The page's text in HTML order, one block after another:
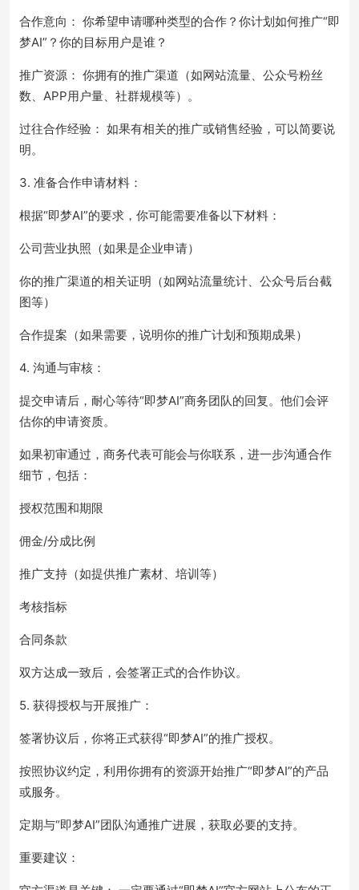
合作意向： 你希望申请哪种类型的合作？你计划如何推广“即
梦AI”？你的目标用户是谁？
推广资源： 你拥有的推广渠道（如网站流量、公众号粉丝
数、APP用户量、社群规模等）。
过往合作经验： 如果有相关的推广或销售经验，可以简要说
明。
3. 准备合作申请材料：
根据“即梦AI”的要求，你可能需要准备以下材料：
公司营业执照（如果是企业申请）
你的推广渠道的相关证明（如网站流量统计、公众号后台截
图等）
合作提案（如果需要，说明你的推广计划和预期成果）
4. 沟通与审核：
提交申请后，耐心等待“即梦AI”商务团队的回复。他们会评
估你的申请资质。
如果初审通过，商务代表可能会与你联系，进一步沟通合作
细节，包括：
授权范围和期限
佣金/分成比例
推广支持（如提供推广素材、培训等）
考核指标
合同条款
双方达成一致后，会签署正式的合作协议。
5. 获得授权与开展推广：
签署协议后，你将正式获得“即梦AI”的推广授权。
按照协议约定，利用你拥有的资源开始推广“即梦AI”的产品
或服务。
定期与“即梦AI”团队沟通推广进展，获取必要的支持。
重要建议：